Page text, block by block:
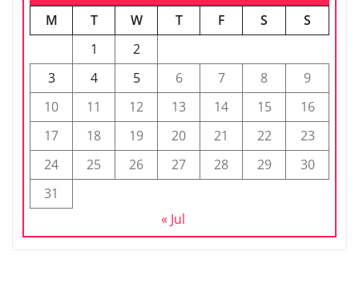
M
T W T F S
S
1
2
3
4 5 6 7 8
9
10
11 12 13 14 15
16
17
18 19 20 21 22
23
24
25 26 27 28 29
30
31
« Jul